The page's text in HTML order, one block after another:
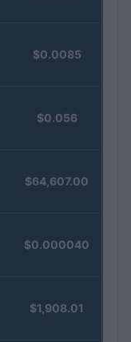
$0.0085
$0.056
$64,607.00
$0.000040
$1,908.01